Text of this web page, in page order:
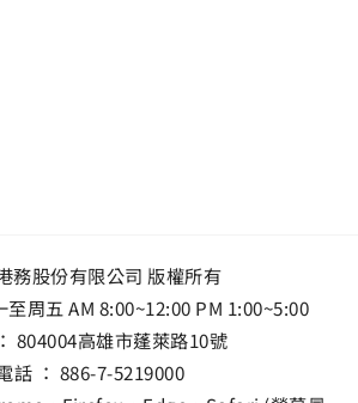
務股份有限公司 版權所有
至周五 AM 8:00~12:00 PM 1:00~5:00
804004高雄市蓬萊路10號
話 ： 886-7-5219000